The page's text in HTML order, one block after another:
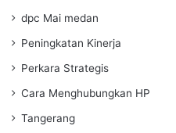
dpc Mai medan
Peningkatan Kinerja
Perkara Strategis
Cara Menghubungkan HP
Tangerang